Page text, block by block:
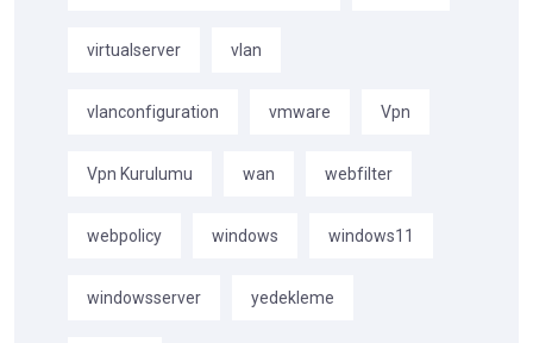
virtualserver vlan
vlanconfiguration vmware Vpn
Vpn Kurulumu wan webfilter
webpolicy windows windows11
windowsserver yedekleme